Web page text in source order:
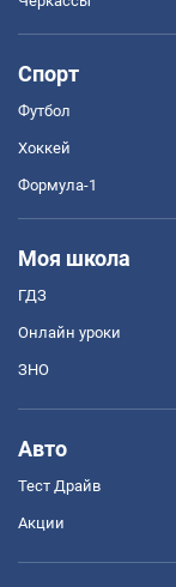
Спорт
Футбол
Хоккей
Формула-1
Моя школа
ГДЗ
Онлайн уроки
ЗНО
Авто
Тест Драйв
Акции